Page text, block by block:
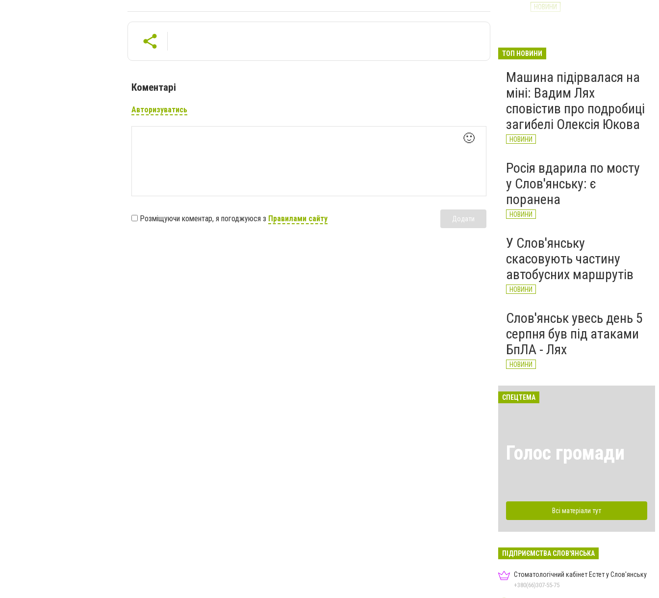
Коментарі
Авторизуватись
🙂
Розміщуючи коментар, я погоджуюся з Правилами сайту Додати
НОВИНИ
долучилися до відбудови
НОВИНИ
ТОП НОВИНИ
Машина підірвалася на
міні: Вадим Лях
сповістив про подробиці
загибелі Олексія Юкова
НОВИНИ
Росія вдарила по мосту
у Слов'янську: є
поранена
НОВИНИ
У Слов'янську
скасовують частину
автобусних маршрутів
НОВИНИ
Слов'янськ увесь день 5
серпня був під атаками
БпЛА - Лях
НОВИНИ
СПЕЦТЕМА
Голос громади
Всі матеріали тут
ПІДПРИЄМСТВА СЛОВ'ЯНСЬКА
Стоматологічний кабінет Естет у Слов'янську
+380(66)307-55-75